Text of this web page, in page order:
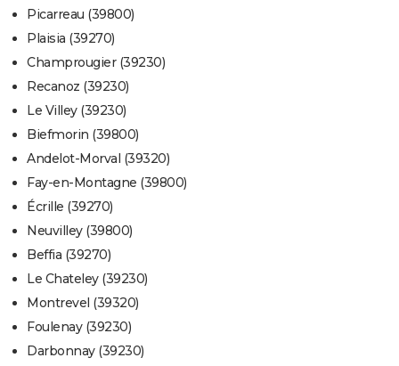
Picarreau (39800)
Plaisia (39270)
Champrougier (39230)
Recanoz (39230)
Le Villey (39230)
Biefmorin (39800)
Andelot-Morval (39320)
Fay-en-Montagne (39800)
Écrille (39270)
Neuvilley (39800)
Beffia (39270)
Le Chateley (39230)
Montrevel (39320)
Foulenay (39230)
Darbonnay (39230)